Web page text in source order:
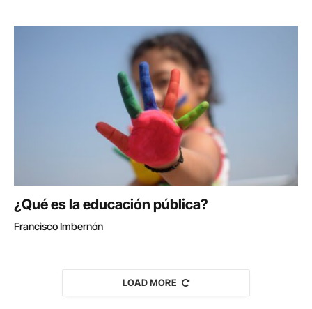
¿Qué es la educación pública?
Francisco Imbernón
LOAD MORE